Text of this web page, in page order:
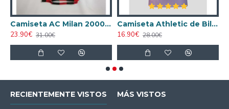
Camiseta AC Milan 2000/2001 Local Retro
23.90€ 31.00€
Camiseta Athletic de Bilbao 2024/2025 Alternativo
16.90€ 28.00€
RECIENTEMENTE VISTOS MÁS VISTOS